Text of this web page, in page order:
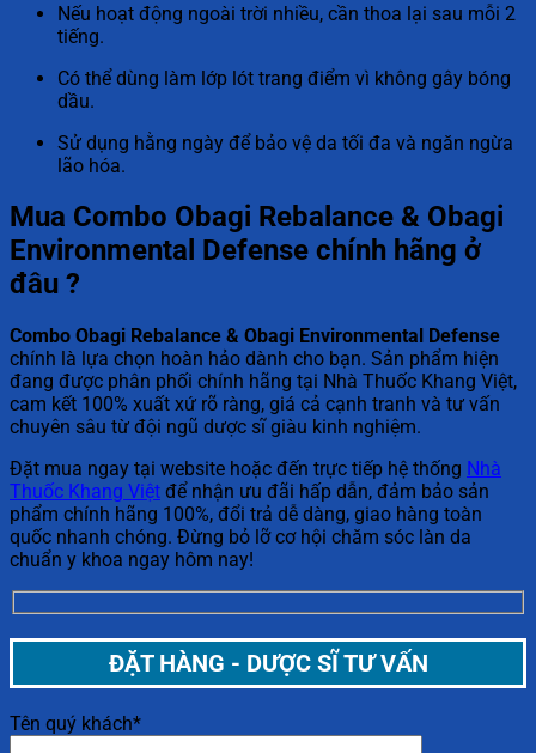
Nếu hoạt động ngoài trời nhiều, cần thoa lại sau mỗi 2
tiếng.
Có thể dùng làm lớp lót trang điểm vì không gây bóng
dầu.
Sử dụng hằng ngày để bảo vệ da tối đa và ngăn ngừa
lão hóa.
Mua Combo Obagi Rebalance & Obagi
Environmental Defense chính hãng ở
đâu ?
Combo Obagi Rebalance & Obagi Environmental Defense
chính là lựa chọn hoàn hảo dành cho bạn. Sản phẩm hiện
đang được phân phối chính hãng tại Nhà Thuốc Khang Việt,
cam kết 100% xuất xứ rõ ràng, giá cả cạnh tranh và tư vấn
chuyên sâu từ đội ngũ dược sĩ giàu kinh nghiệm.
Đặt mua ngay tại website hoặc đến trực tiếp hệ thống Nhà
Thuốc Khang Việt để nhận ưu đãi hấp dẫn, đảm bảo sản
phẩm chính hãng 100%, đổi trả dễ dàng, giao hàng toàn
quốc nhanh chóng. Đừng bỏ lỡ cơ hội chăm sóc làn da
chuẩn y khoa ngay hôm nay!
ĐẶT HÀNG - DƯỢC SĨ TƯ VẤN
Tên quý khách*